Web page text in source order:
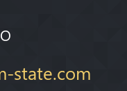
state.com